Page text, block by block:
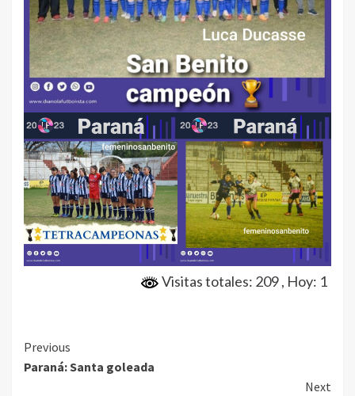
Visitas totales: 209, Hoy: 1
Continue
Reading
Previous
Paraná: Santa goleada
Next